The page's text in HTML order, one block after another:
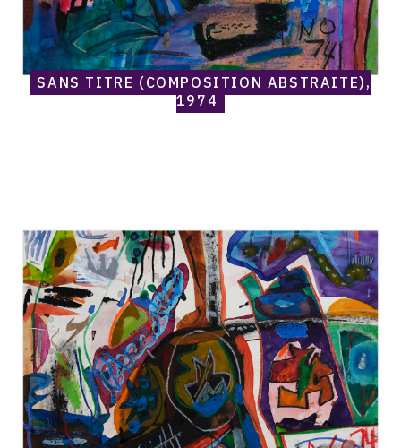
SANS TITRE (COMPOSITION ABSTRAITE),
1974
Norris
Embry,
Sans
titre
(Composition
abstraite),
1974